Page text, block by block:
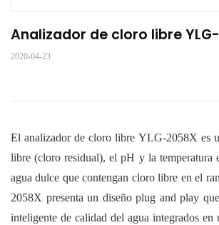
Analizador de cloro libre
2020-04-23
El analizador de cloro libre YLG-2058X es
libre (cloro residual), el pH y la temperatura
agua dulce que contengan cloro libre en el
2058X presenta un diseño plug and play
inteligente de calidad del agua integrados